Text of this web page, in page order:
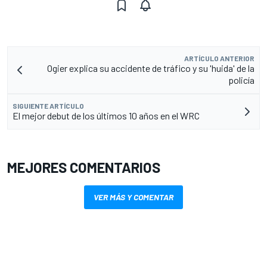
ARTÍCULO ANTERIOR
Ogier explica su accidente de tráfico y su 'huida' de la
policía
SIGUIENTE ARTÍCULO
El mejor debut de los últimos 10 años en el WRC
MEJORES COMENTARIOS
VER MÁS Y COMENTAR